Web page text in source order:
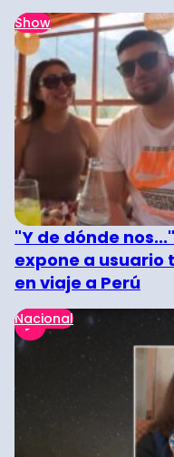
Show
"Y de dónde
expone a usuario
en viaje a Perú
Nacional